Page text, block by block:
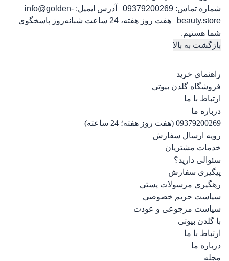
شماره تماس: 09379200269
| آدرس ایمیل: info@golden-
beauty.store
|
هفت روز هفته، 24 ساعت شبانه‌روز پاسخگوی
شما هستیم.
بازگشت به بالا
راهنمای خرید
فروشگاه گلدن بیوتی
ارتباط با ما
درباره ما
09379200269 (هفت روز هفته؛ 24 ساعته)
رویه ارسال سفارش
خدمات مشتریان
سئوالی دارید؟
پیگیری سفارش
رهگیری مرسولات پستی
سیاست حریم خصوصی
سیاست مرجوعی و عودت
با گلدن بیوتی
ارتباط با ما
درباره ما
مجله